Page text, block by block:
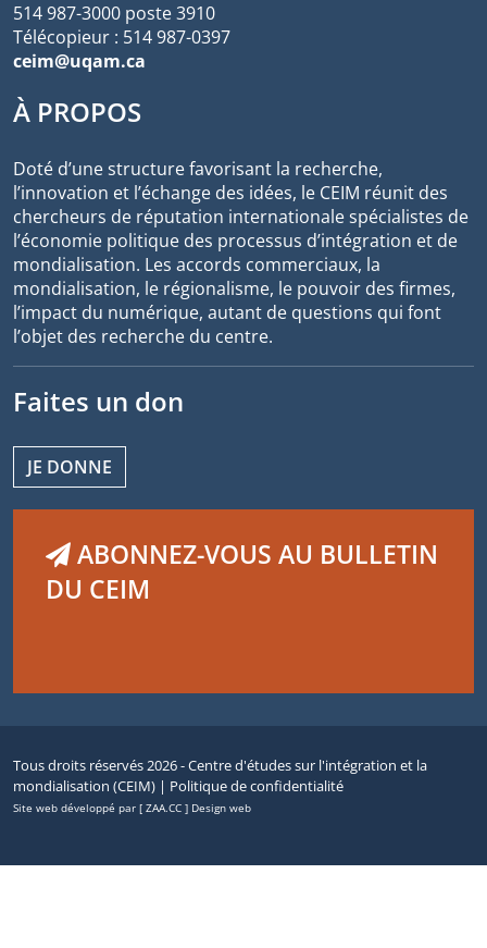
514 987-3000 poste 3910
Télécopieur : 514 987-0397
ceim@uqam.ca
À PROPOS
Doté d’une structure favorisant la recherche,
l’innovation et l’échange des idées, le CEIM réunit des
chercheurs de réputation internationale spécialistes de
l’économie politique des processus d’intégration et de
mondialisation. Les accords commerciaux, la
mondialisation, le régionalisme, le pouvoir des firmes,
l’impact du numérique, autant de questions qui font
l’objet des recherche du centre.
Faites un don
JE DONNE
ABONNEZ-VOUS AU BULLETIN
DU CEIM
Tous droits réservés 2026 - Centre d'études sur l'intégration et la
mondialisation (CEIM) | Politique de confidentialité
Site web développé par [ ZAA.CC ] Design web